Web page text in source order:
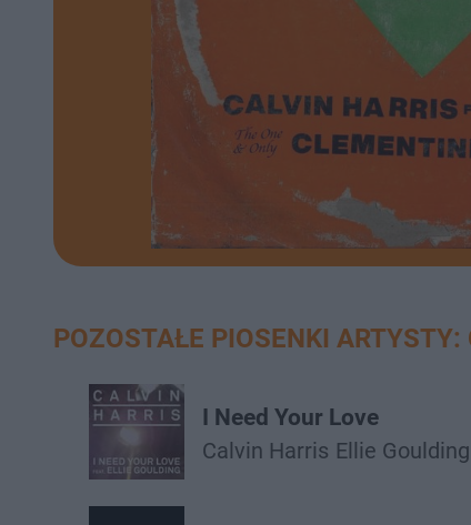
POZOSTAŁE PIOSENKI
I Need Your Love
Calvin Harris Ellie Goulding